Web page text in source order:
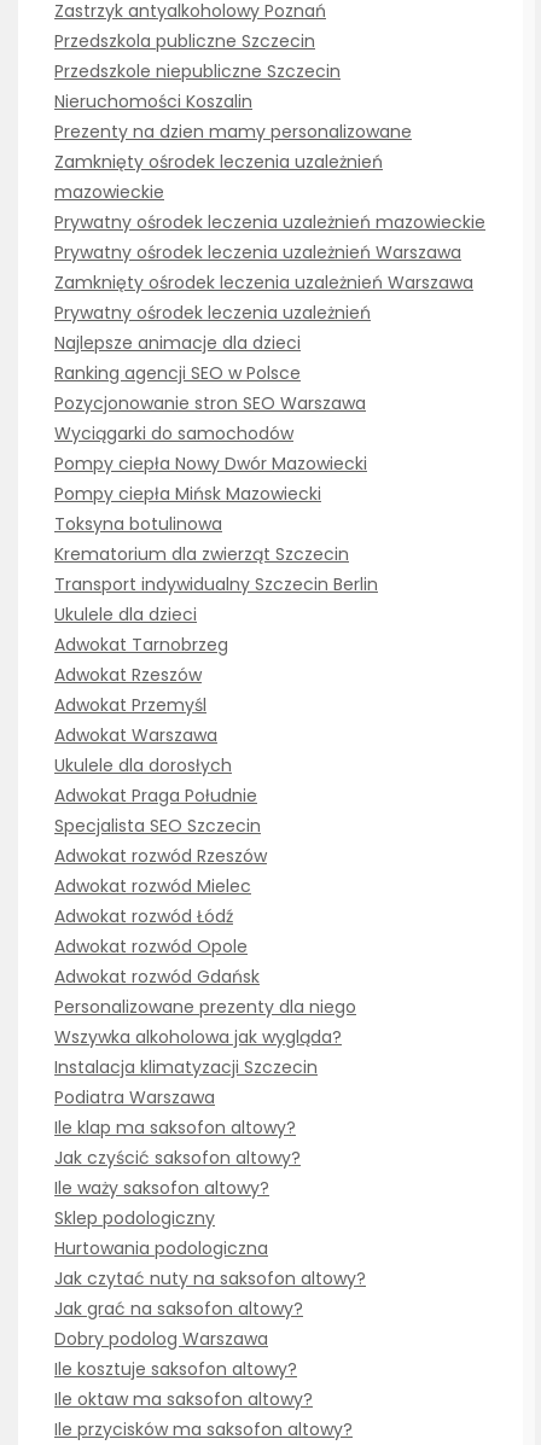
Zastrzyk antyalkoholowy Poznań
Przedszkola publiczne Szczecin
Przedszkole niepubliczne Szczecin
Nieruchomości Koszalin
Prezenty na dzien mamy personalizowane
Zamknięty ośrodek leczenia uzależnień
mazowieckie
Prywatny ośrodek leczenia uzależnień mazowieckie
Prywatny ośrodek leczenia uzależnień Warszawa
Zamknięty ośrodek leczenia uzależnień Warszawa
Prywatny ośrodek leczenia uzależnień
Najlepsze animacje dla dzieci
Ranking agencji SEO w Polsce
Pozycjonowanie stron SEO Warszawa
Wyciągarki do samochodów
Pompy ciepła Nowy Dwór Mazowiecki
Pompy ciepła Mińsk Mazowiecki
Toksyna botulinowa
Krematorium dla zwierząt Szczecin
Transport indywidualny Szczecin Berlin
Ukulele dla dzieci
Adwokat Tarnobrzeg
Adwokat Rzeszów
Adwokat Przemyśl
Adwokat Warszawa
Ukulele dla dorosłych
Adwokat Praga Południe
Specjalista SEO Szczecin
Adwokat rozwód Rzeszów
Adwokat rozwód Mielec
Adwokat rozwód Łódź
Adwokat rozwód Opole
Adwokat rozwód Gdańsk
Personalizowane prezenty dla niego
Wszywka alkoholowa jak wygląda?
Instalacja klimatyzacji Szczecin
Podiatra Warszawa
Ile klap ma saksofon altowy?
Jak czyścić saksofon altowy?
Ile waży saksofon altowy?
Sklep podologiczny
Hurtowania podologiczna
Jak czytać nuty na saksofon altowy?
Jak grać na saksofon altowy?
Dobry podolog Warszawa
Ile kosztuje saksofon altowy?
Ile oktaw ma saksofon altowy?
Ile przycisków ma saksofon altowy?